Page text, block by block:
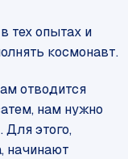
тех опытах и
космонавт.
отводится
нам нужно
. Для этого,
начинают